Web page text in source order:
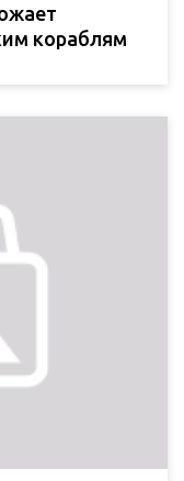
кораблям